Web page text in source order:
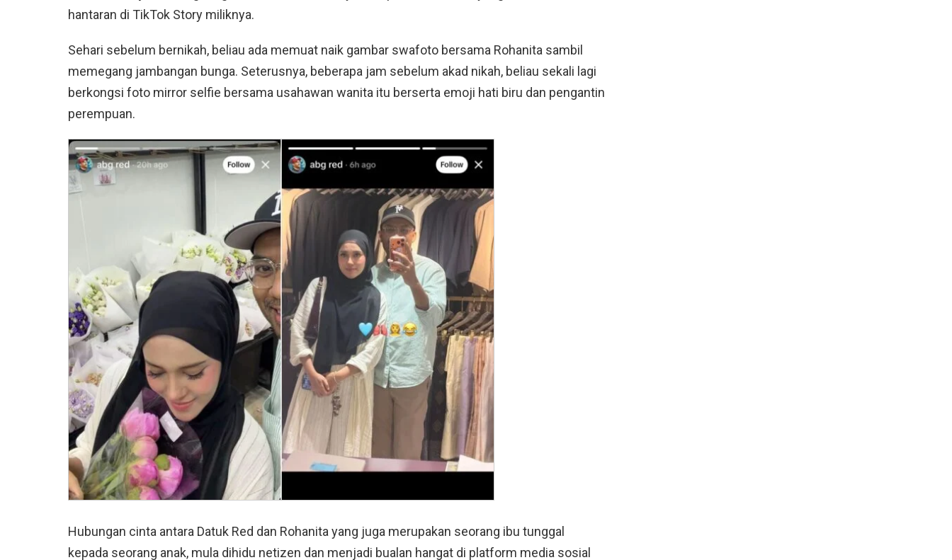
hantaran di TikTok Story miliknya.
Sehari sebelum bernikah, beliau ada memuat naik gambar swafoto bersama Rohanita sambil
memegang jambangan bunga. Seterusnya, beberapa jam sebelum akad nikah, beliau sekali lagi
berkongsi foto mirror selfie bersama usahawan wanita itu berserta emoji hati biru dan pengantin
perempuan.
Hubungan cinta antara Datuk Red dan Rohanita yang juga merupakan seorang ibu tunggal
kepada seorang anak, mula dihidu netizen dan menjadi bualan hangat di platform media sosial